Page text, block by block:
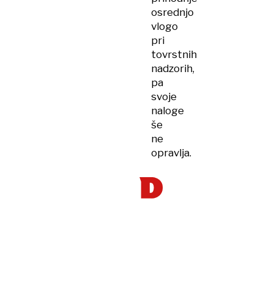
osrednjo
vlogo
pri
tovrstnih
nadzorih,
pa
svoje
naloge
še
ne
opravlja.